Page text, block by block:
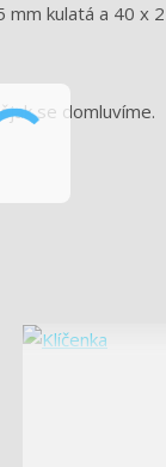
kulatá a 40 x
se domluvíme.